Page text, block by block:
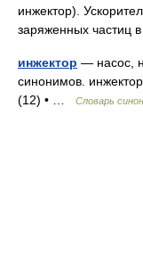
инжектор).
заряженных
инжектор — насос,
синонимов.
(12) • …
Словарь